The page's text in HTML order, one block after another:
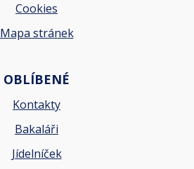
Cookies
Mapa stránek
OBLÍBENÉ
Kontakty
Bakaláři
Jídelníček